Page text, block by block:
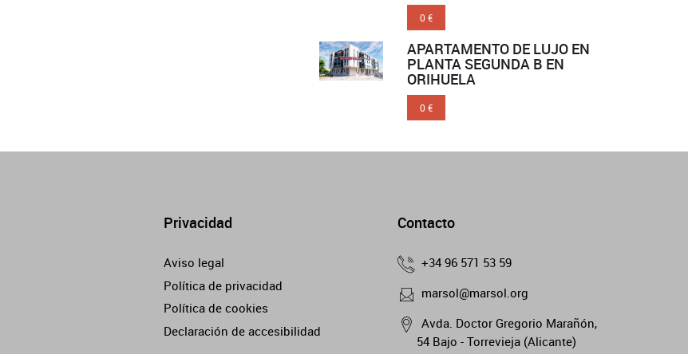
0 €
APARTAMENTO DE LUJO EN
PLANTA SEGUNDA B EN
ORIHUELA
0 €
Privacidad
Aviso legal
Política de privacidad
Política de cookies
Declaración de accesibilidad
Contacto
+34 96 571 53 59
marsol@marsol.org
Avda. Doctor Gregorio Marañón,
54 Bajo - Torrevieja (Alicante)